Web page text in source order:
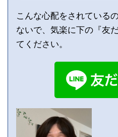
こんな心配をされている
ないで、気楽に下の『友
てください。